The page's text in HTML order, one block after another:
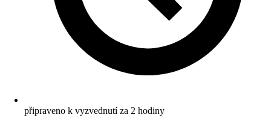
připraveno k vyzvednutí za 2 hodiny